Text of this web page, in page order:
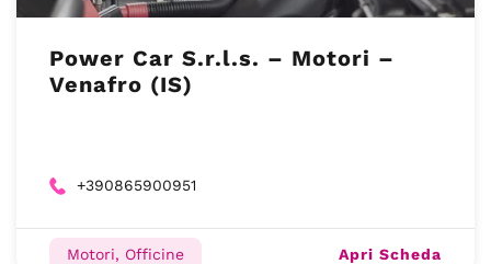
Power Car S.r.l.s. – Motori –
Venafro (IS)
+390865900951
Motori, Officine Apri Scheda